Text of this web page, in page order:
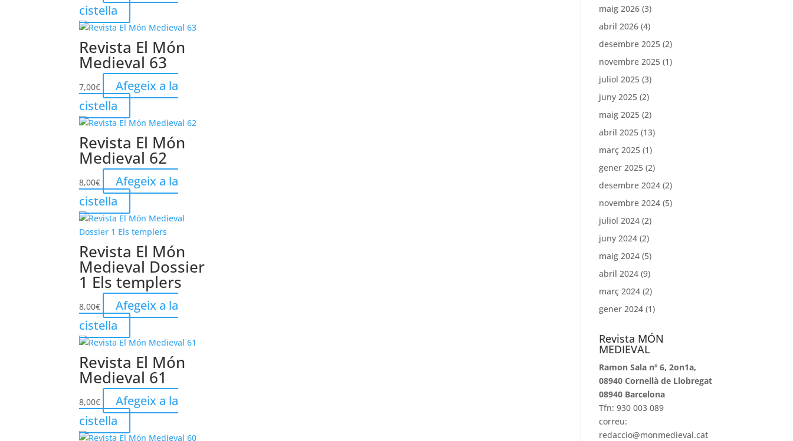
cistella
Revista El Món
Medieval 63
7,00€
Afegeix a la
cistella
Revista El Món
Medieval 62
8,00€
Afegeix a la
cistella
Revista El Món
Medieval Dossier
1 Els templers
8,00€
Afegeix a la
cistella
Revista El Món
Medieval 61
8,00€
Afegeix a la
cistella
maig 2026 (3)
abril 2026 (4)
desembre 2025 (2)
novembre 2025 (1)
juliol 2025 (3)
juny 2025 (2)
maig 2025 (2)
abril 2025 (13)
març 2025 (1)
gener 2025 (2)
desembre 2024 (2)
novembre 2024 (5)
juliol 2024 (2)
juny 2024 (2)
maig 2024 (5)
abril 2024 (9)
març 2024 (2)
gener 2024 (1)
Revista MÓN
MEDIEVAL
Ramon Sala nº 6, 2on1a,
08940 Cornellà de Llobregat
08940 Barcelona
Tfn: 930 003 089
correu:
redaccio@monmedieval.cat